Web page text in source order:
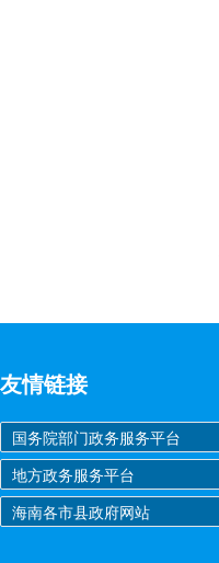
友情链接